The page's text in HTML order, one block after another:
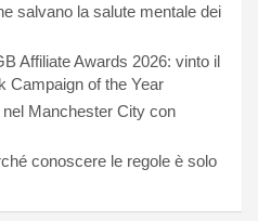
salvano la salute mentale dei
Affiliate Awards 2026: vinto il
Campaign of the Year
Manchester City con
conoscere le regole è solo